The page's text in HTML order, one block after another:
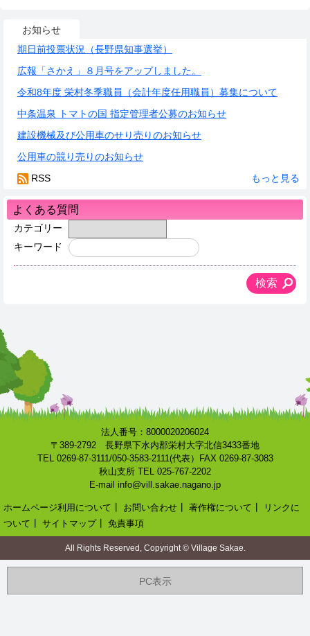
お知らせ
期日前投票状況（長野県知事選挙）
広報「さかえ」８月号をアップしました。
令和8年度 栄村冬季職員（会計年度任用職員）募集について
中条温泉 トマトの国 指定管理者公募のお知らせ
建設機械及び公用車のせり売りのお知らせ
公用車の競り売りのお知らせ
もっと見る
RSS
よくある質問
カテゴリー
キーワード
法人番号：8000020206024
〒389-2792 長野県下水内郡栄村大字北信3433番地
TEL 0269-87-3111/050-3583-2111(代表）FAX 0269-87-3083
秋山支所 TEL 025-767-2202
E-mail info@vill.sakae.nagano.jp
ホームページ利用について お問い合わせ 著作権について
リンクに
ついて
サイトマップ┃ 免責事項
All Rights Reserved, Copyright © Village Sakae.
PC表示